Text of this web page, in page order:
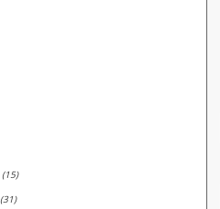
(15)
(31)